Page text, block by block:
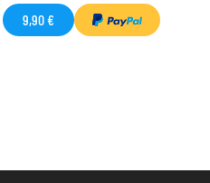
9,90 €